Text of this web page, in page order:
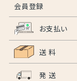
会員登録
お支払い
送 料
発 送